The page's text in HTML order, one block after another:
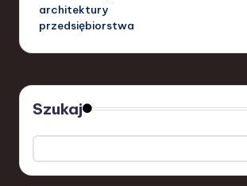
architektury
przedsiębiorstwa
Szukaj